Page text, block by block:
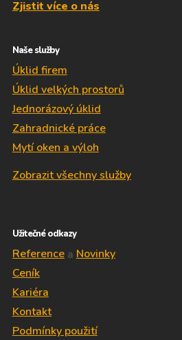
Zjistit více o nás
Naše služby
Úklid firem
Úklid velkých prostorů
Jednorázový úklid
Zahradnické práce
Mytí oken a výloh
Zobrazit všechny služby
Užitečné odkazy
ReferenceaNovinky
Ceník
Kariéra
Kontakt
Podmínky použití